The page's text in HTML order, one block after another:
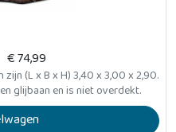
€74,99
(L x B x H) 3,40 x 3,00 x 2,90.
glijbaan en is niet overdekt.